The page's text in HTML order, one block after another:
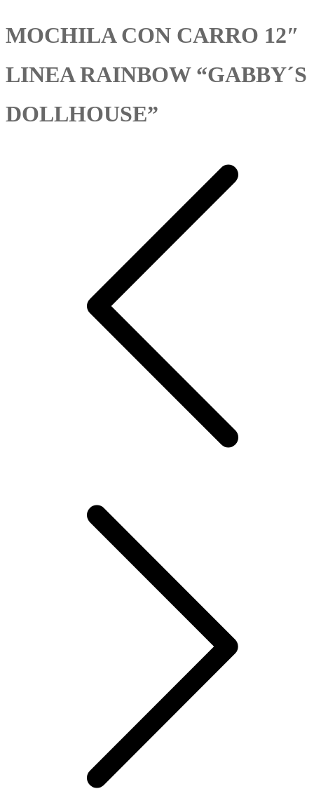
MOCHILA CON CARRO 12″
LINEA RAINBOW “GABBY´S
DOLLHOUSE”